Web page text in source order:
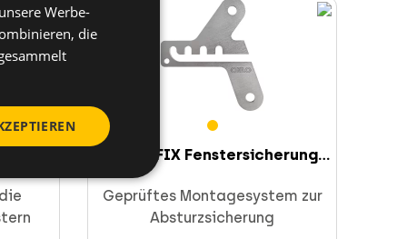
ProtectFIX Fenstersicherung...
Geprüftes Montagesystem zur
Absturzsicherung
Werbe-
die